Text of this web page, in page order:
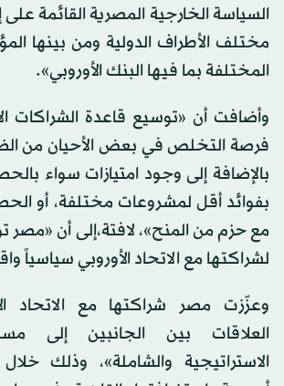
السياسة الخارجية المصرية القائمة
مختلف الأطراف الدولية ومن بينها
المختلفة بما فيها البنك الأوروبي».
وأضافت أن «توسيع قاعدة الشراكات
فرصة التخلص في بعض الأحيان من
بالإضافة إلى وجود امتيازات سواء
بفوائد أقل لمشروعات مختلفة، أو
مع حزم من المنح»، لافتة،إلى أن «مصر
لشراكتها مع الاتحاد الأوروبي سياسياً
وعزّزت مصر شراكتها مع الاتحاد
العلاقات بين الجانبين إلى
الاستراتيجية والشاملة»، وذلك